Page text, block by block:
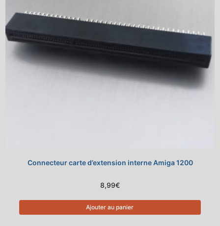
Connecteur carte d’extension interne Amiga 1200
8,99€
Ajouter au panier